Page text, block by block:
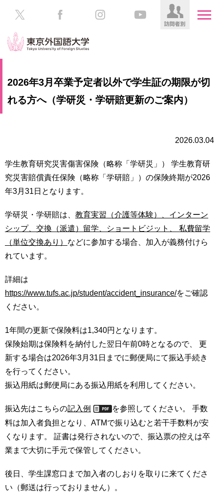
大
部・
大
学
院
教
研
究
社
会
携
入
試
情
寄
を
す
る
お
い
験
生
の
生
方
護
の
方
業
の
方
一
般・
域
の
方
教
員
専
用
2026年3月卒業予定者以外で学生証の期限が切
れる方へ（学研災・学研賠更新のご案内）
2026.03.04
学生教育研究災害傷害保険（略称「学研災」） 学生教育研
究災害賠償責任保険（略称「学研賠」）の保険終期が2026
年3月31日となります。
学研災・学研賠は、 教育実習（介護等体験）、インターン
シップ、交換（派遣）留学、ショートビジット、 私費留学
（単位交換あり） などに参加する場合、加入が義務付けら
れています。
詳細は
https://www.tufs.ac.jp/student/accident_insurance/をご確認
ください。
1年間の更新で保険料は1,340円となります。
保険始期は保険料を納付した翌日午前0時となるので、 更
新する場合は2026年3月31日までに郵便局にて振込手続き
を行ってください。
振込用紙は郵便局にある振込用紙を利用してください。
振込先はこちらの記入例
を参照してください。 手数
料は加入者負担となり、ATMで振り込むと若干手数料が安
くなります。 証書は発行されないので、振込票の控えは卒
業まで大切に手元で保管してください。
後日、学生課窓口まで加入者のしおりを取りに来てくださ
い（郵送は行っておりません）。